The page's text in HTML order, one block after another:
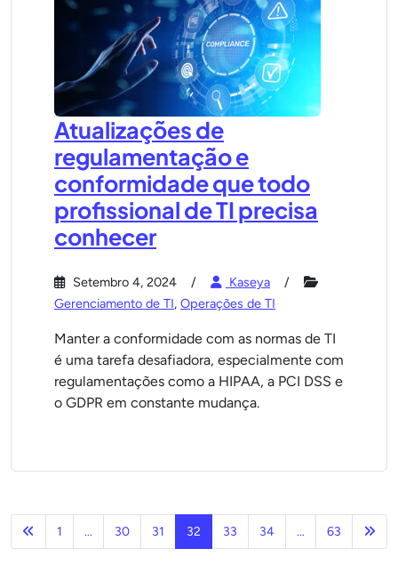
Atualizações de
regulamentação e
conformidade que todo
profissional de TI precisa
conhecer
Setembro 4, 2024
Kaseya
Gerenciamento de TI, Operações de TI
Manter a conformidade com as normas de TI
é uma tarefa desafiadora, especialmente com
regulamentações como a HIPAA, a PCI DSS e
o GDPR em constante mudança.
Anterior
1 ... 30 31 32 33 34 ... 63